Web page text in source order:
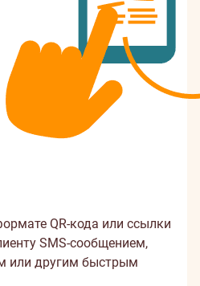
QR-кода или ссылки
SMS-сообщением,
или другим быстрым